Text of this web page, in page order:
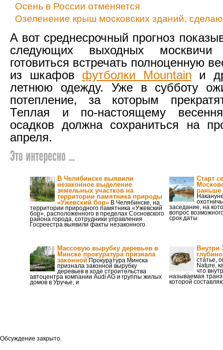
Осень в России отменяется
Озеленение крыш московских зданий,
А вот среднесрочный прогноз
следующих выходных
готовиться встречать полноценную
из шкафов футболки Mountain и
летнюю одежду. Уже в субботу
потепление, за которым
Теплая и по-настоящему
осадков должна сохраниться на
апреля.
Это интересно ...
В Челябинске выявили
незаконное выделение
земельных участков на
территории памятника природы
«Ужевский бор» В Челябинске, на
территории природного памятника «Ужевский
бор», расположенного в пределах Сосновского
района города, сотрудники управления
Госреестра выявили факты незаконного
Старт
раньше
заседание, на
вопрос
срок даты
Массовую вырубку деревьев в
Минске прокуратура признала
законной Прокуратура Минска
признала законной вырубку
деревьев в ходе строительства
автоцентра компании Audi AG и группы жилых
домов в Уручье, и
Внутри
статье,
Nature,
что
называемая
которой
Обсуждение закрыто.